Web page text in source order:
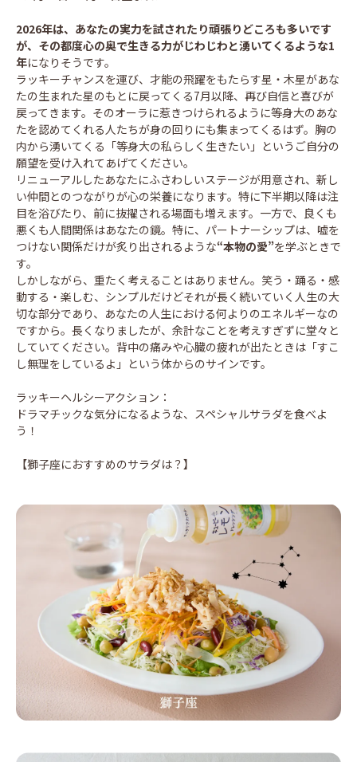
2026年は、あなたの実力を試されたり頑張りどころも多いです
が、その都度心の奥で生きる力がじわじわと湧いてくるような1
年になりそうです。
ラッキーチャンスを運び、才能の飛躍をもたらす星・木星があな
たの生まれた星のもとに戻ってくる7月以降、再び自信と喜びが
戻ってきます。そのオーラに惹きつけられるように等身大のあな
たを認めてくれる人たちが身の回りにも集まってくるはず。胸の
内から湧いてくる「等身大の私らしく生きたい」というご自分の
願望を受け入れてあげてください。
リニューアルしたあなたにふさわしいステージが用意され、新し
い仲間とのつながりが心の栄養になります。特に下半期以降は注
目を浴びたり、前に抜擢される場面も増えます。一方で、良くも
悪くも人間関係はあなたの鏡。特に、パートナーシップは、嘘を
つけない関係だけが炙り出されるような“本物の愛”を学ぶときで
す。
しかしながら、重たく考えることはありません。笑う・踊る・感
動する・楽しむ、シンプルだけどそれが長く続いていく人生の大
切な部分であり、あなたの人生における何よりのエネルギーなの
ですから。長くなりましたが、余計なことを考えすぎずに堂々と
していてください。背中の痛みや心臓の疲れが出たときは「すこ
し無理をしているよ」という体からのサインです。
ラッキーヘルシーアクション：
ドラマチックな気分になるような、スペシャルサラダを食べよ
う！
【獅子座におすすめのサラダは？】